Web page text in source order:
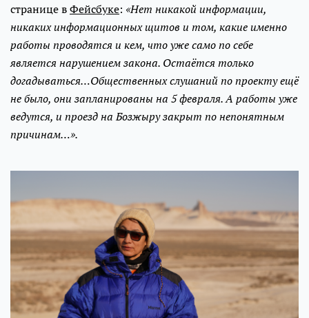
странице вФейсбуке: «Нет никакой информации,
никаких информационных щитов и том, какие именно
работы проводятся и кем, что уже само по себе
является нарушением закона. Остаётся только
догадываться…Общественных слушаний по проекту ещё
не было, они запланированы на 5 февраля. А работы уже
ведутся, и проезд на Бозжыру закрыт по непонятным
причинам…».